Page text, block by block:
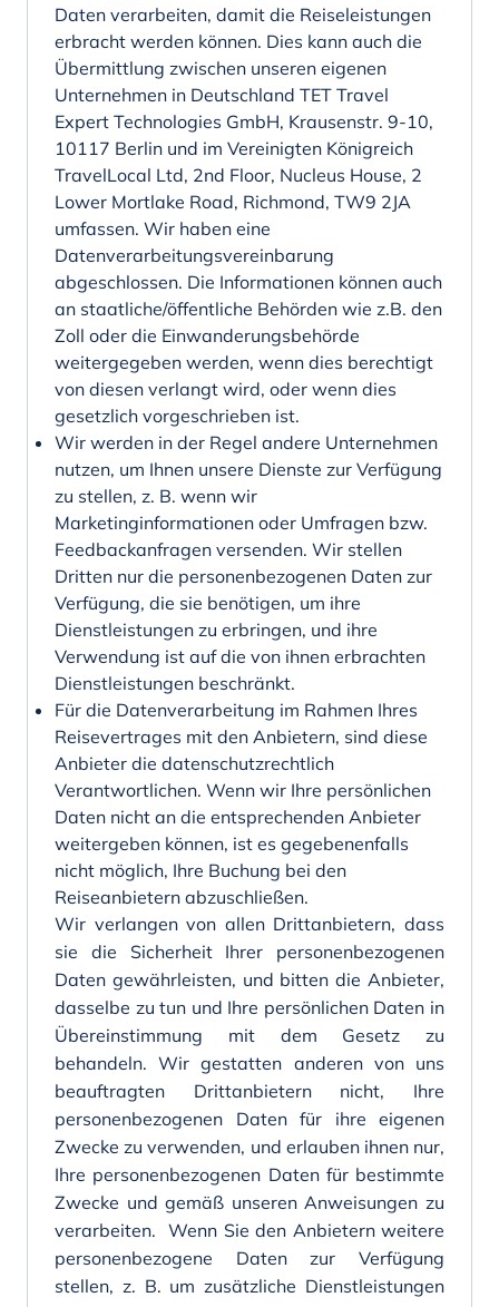
Daten verarbeiten, damit die Reiseleistungen
erbracht werden können. Dies kann auch die
Übermittlung zwischen unseren eigenen
Unternehmen in Deutschland TET Travel
Expert Technologies GmbH, Krausenstr. 9-10,
10117 Berlin und im Vereinigten Königreich
TravelLocal Ltd, 2nd Floor, Nucleus House, 2
Lower Mortlake Road, Richmond, TW9 2JA
umfassen. Wir haben eine
Datenverarbeitungsvereinbarung
abgeschlossen. Die Informationen können auch
an staatliche/öffentliche Behörden wie z.B. den
Zoll oder die Einwanderungsbehörde
weitergegeben werden, wenn dies berechtigt
von diesen verlangt wird, oder wenn dies
gesetzlich vorgeschrieben ist.
Wir werden in der Regel andere Unternehmen
nutzen, um Ihnen unsere Dienste zur Verfügung
zu stellen, z. B. wenn wir
Marketinginformationen oder Umfragen bzw.
Feedbackanfragen versenden. Wir stellen
Dritten nur die personenbezogenen Daten zur
Verfügung, die sie benötigen, um ihre
Dienstleistungen zu erbringen, und ihre
Verwendung ist auf die von ihnen erbrachten
Dienstleistungen beschränkt.
Für die Datenverarbeitung im Rahmen Ihres
Reisevertrages mit den Anbietern, sind diese
Anbieter die datenschutzrechtlich
Verantwortlichen. Wenn wir Ihre persönlichen
Daten nicht an die entsprechenden Anbieter
weitergeben können, ist es gegebenenfalls
nicht möglich, Ihre Buchung bei den
Reiseanbietern abzuschließen.
Wir verlangen von allen Drittanbietern, dass
sie die Sicherheit Ihrer personenbezogenen
Daten gewährleisten, und bitten die Anbieter,
dasselbe zu tun und Ihre persönlichen Daten in
Übereinstimmung mit dem Gesetz zu
behandeln. Wir gestatten anderen von uns
beauftragten Drittanbietern nicht, Ihre
personenbezogenen Daten für ihre eigenen
Zwecke zu verwenden, und erlauben ihnen nur,
Ihre personenbezogenen Daten für bestimmte
Zwecke und gemäß unseren Anweisungen zu
verarbeiten. Wenn Sie den Anbietern weitere
personenbezogene Daten zur Verfügung
stellen, z. B. um zusätzliche Dienstleistungen